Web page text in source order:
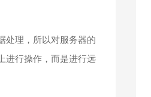
处理，所以对服务器的
进行操作，而是进行远